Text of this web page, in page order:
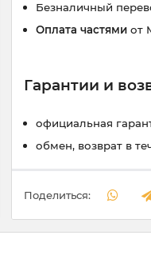
Безналичный
Оплата частями от
Гарантии и
официальная
обмен, возврат в
Поделиться: